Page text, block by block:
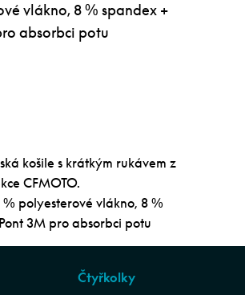
vlákno, 8 % spandex +
absorbci potu
košile s krátkým rukávem z
CFMOTO.
polyesterové vlákno, 8 %
3M pro absorbci potu
Čtyřkolky